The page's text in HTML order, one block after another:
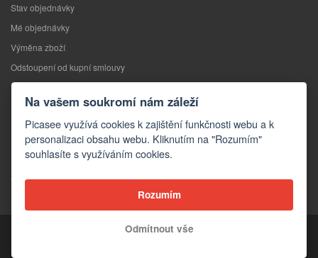
Stav objednávky
Mé objednávky
Výměna zboží
Odstoupení od kupní smlouvy
Reklamace
Kontakty
Kontaktní formulář
Velkoobchod
Copyright © 2026 Picasee
Na vašem soukromí nám záleží
Picasee využívá cookies k zajištění funkčnosti webu a k
personalizaci obsahu webu. Kliknutím na "Rozumím"
souhlasíte s využíváním cookies.
Rozumím
Odmítnout vše